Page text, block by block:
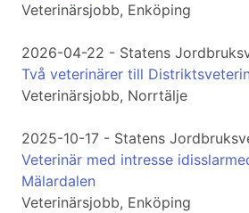
Veterinärsjobb, Enköping
2026-04-22 - Statens
Två veterinärer till
Veterinärsjobb, Norrtälje
2025-10-17 - Statens
Veterinär med intresse
Mälardalen
Veterinärsjobb, Enköping